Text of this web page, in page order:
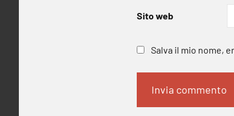
Sito web
Salva il mio nome,